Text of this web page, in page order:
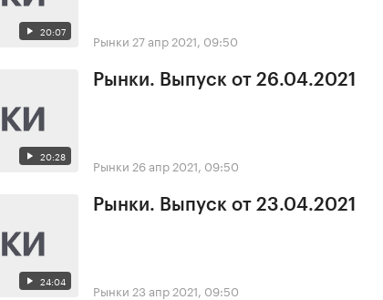
20:07 Рынки 27 апр 2021, 09:50
20:28
Рынки. Выпуск от 26.04.2021
Рынки 26 апр 2021, 09:50
24:04
Рынки. Выпуск от 23.04.2021
Рынки 23 апр 2021, 09:50